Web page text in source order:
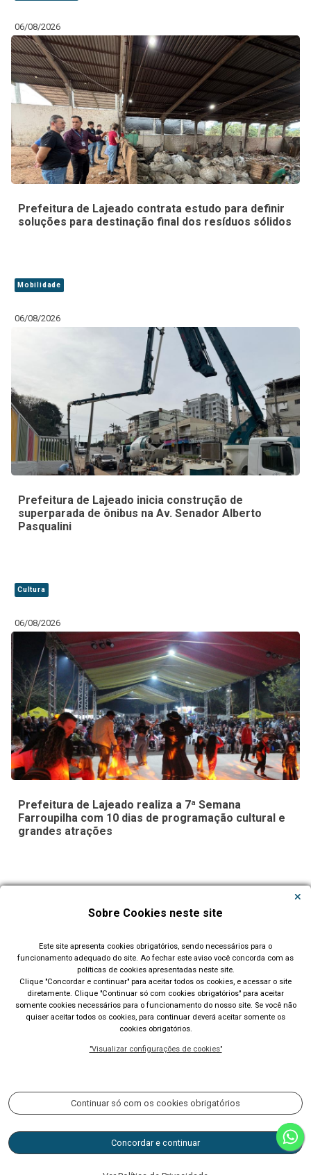
06/08/2026
Prefeitura de Lajeado contrata estudo para definir
soluções para destinação final dos resíduos sólidos
Mobilidade
06/08/2026
Prefeitura de Lajeado inicia construção de
superparada de ônibus na Av. Senador Alberto
Pasqualini
Cultura
06/08/2026
Prefeitura de Lajeado realiza a 7ª Semana
Farroupilha com 10 dias de programação cultural e
grandes atrações
Todas as Notícias
Sobre Cookies neste site
Este site apresenta cookies obrigatórios, sendo necessários para o
funcionamento adequado do site. Ao fechar este aviso você concorda com as
políticas de cookies apresentadas neste site.
Clique "Concordar e continuar" para aceitar todos os cookies, e acessar o site
diretamente. Clique "Continuar só com cookies obrigatórios" para aceitar
somente cookies necessários para o funcionamento do nosso site. Se você não
quiser aceitar todos os cookies, para continuar deverá aceitar somente os
cookies obrigatórios.
"Visualizar configurações de cookies"
Continuar só com os cookies obrigatórios
Concordar e continuar
Prefeitura Municipal de Lajeado (RS)
Rua Cel. Júlio May, 242 - Telefone (51) 3982 1000
CNPJ 87.297.982/0001-03